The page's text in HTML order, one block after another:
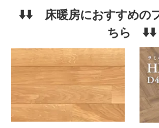
⬇️⬇️ 床暖房におすすめの
ちら ⬇️⬇️